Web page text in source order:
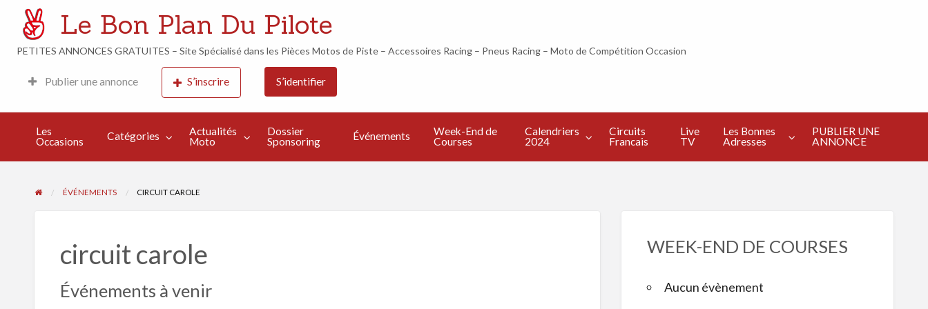
Actualités
Moto
Dossier
Sponsoring
Événements
Week-
End de
Courses
Le Bon Plan Du Pilote
PETITES ANNONCES GRATUITES – Site Spécialisé dans les Pièces Motos de Piste – Accessoires Racing – Pneus Racing – Moto de Compétition Occasion
Publier une annonce S’inscrire S’identifier
Les
Occasions
Catégories
Actualités
Moto
Dossier
Sponsoring
Événements
Week-End de
Courses
Calendriers
2024
Circuits
Francais
Live
TV
Les Bonnes
Adresses
PUBLIER UNE
ANNONCE
ÉVÉNEMENTS CIRCUIT CAROLE
circuit carole
Événements à venir
WEEK-END DE COURSES
Aucun évènement